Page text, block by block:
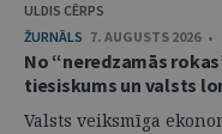
ULDIS CĒRPS
ŽURNĀLS 7. AUGUSTS 2026 •
No “neredzamās
tiesiskums un valsts
Valsts veiksmīga